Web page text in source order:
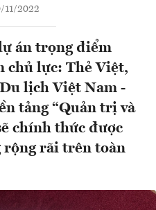
11/2022
án trọng điểm
chủ lực: Thẻ Việt,
lịch Việt Nam -
tảng “Quản trị và
chính thức được
rộng rãi trên toàn